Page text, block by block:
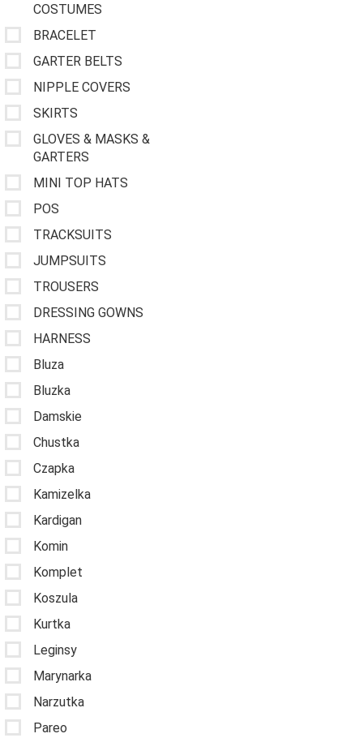
COSTUMES
BRACELET
GARTER BELTS
NIPPLE COVERS
SKIRTS
GLOVES & MASKS &
GARTERS
MINI TOP HATS
POS
TRACKSUITS
JUMPSUITS
TROUSERS
DRESSING GOWNS
HARNESS
Bluza
Bluzka
Damskie
Chustka
Czapka
Kamizelka
Kardigan
Komin
Komplet
Koszula
Kurtka
Leginsy
Marynarka
Narzutka
Pareo